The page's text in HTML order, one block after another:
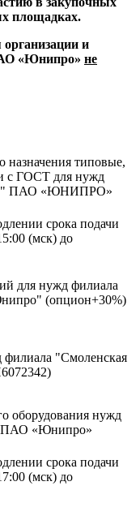
площадках.
и
«Юнипро» не
назначения типовые,
с ГОСТ для нужд
2" ПАО «ЮНИПРО»
срока подачи
(мск) до
для нужд филиала
(опцион+30%)
"Смоленская
оборудования нужд
ПАО «Юнипро»
срока подачи
(мск) до